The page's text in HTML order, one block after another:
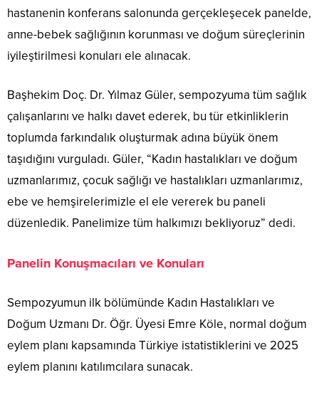
hastanenin konferans salonunda gerçekleşecek panelde,
anne-bebek sağlığının korunması ve doğum süreçlerinin
iyileştirilmesi konuları ele alınacak.
Başhekim Doç. Dr. Yılmaz Güler, sempozyuma tüm sağlık
çalışanlarını ve halkı davet ederek, bu tür etkinliklerin
toplumda farkındalık oluşturmak adına büyük önem
taşıdığını vurguladı. Güler, “Kadın hastalıkları ve doğum
uzmanlarımız, çocuk sağlığı ve hastalıkları uzmanlarımız,
ebe ve hemşirelerimizle el ele vererek bu paneli
düzenledik. Panelimize tüm halkımızı bekliyoruz” dedi.
Panelin Konuşmacıları ve Konuları
Sempozyumun ilk bölümünde Kadın Hastalıkları ve
Doğum Uzmanı Dr. Öğr. Üyesi Emre Köle, normal doğum
eylem planı kapsamında Türkiye istatistiklerini ve 2025
eylem planını katılımcılara sunacak.